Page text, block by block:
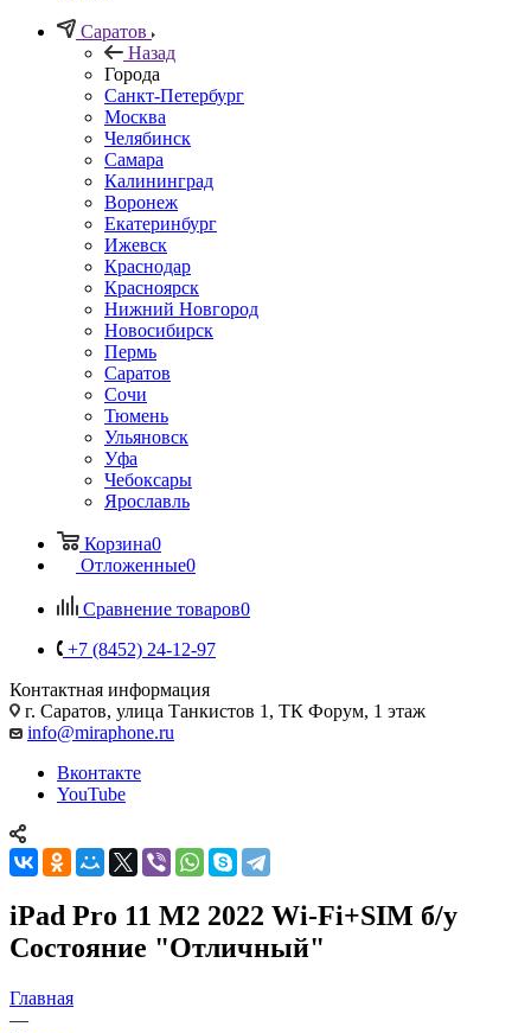
Саратов
Назад
Города
Санкт-Петербург
Москва
Челябинск
Самара
Калининград
Воронеж
Екатеринбург
Ижевск
Краснодар
Красноярск
Нижний Новгород
Новосибирск
Пермь
Саратов
Сочи
Тюмень
Ульяновск
Уфа
Чебоксары
Ярославль
Корзина0
Отложенные0
Сравнение товаров0
+7 (8452) 24-12-97
Контактная информация
г. Саратов, улица Танкистов 1, ТК Форум, 1 этаж
info@miraphone.ru
Вконтакте
YouTube
iPad Pro 11 M2 2022 Wi-Fi+SIM б/у
Состояние "Отличный"
Главная
—